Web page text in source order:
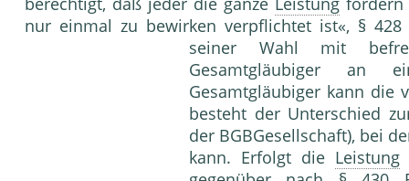
nur einmal zu bewirken verpflichtet ist«, §
seiner Wahl mit
Gesamtgläubiger an
Gesamtgläubiger kann die
besteht der Unterschied
der BGBGesellschaft), bei
kann. Erfolgt die Leistung